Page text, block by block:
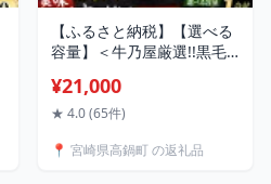
【ふるさと納税】【選べる
容量】＜牛乃屋厳選!!黒毛
ス・サーロイン〜 500g ／
1kg ＞ ※入金確認後、翌月
肉 お肉 リブロース サーロ
¥21,000
★ 4.0 (65件)
📍 宮崎県高鍋町 の返礼品